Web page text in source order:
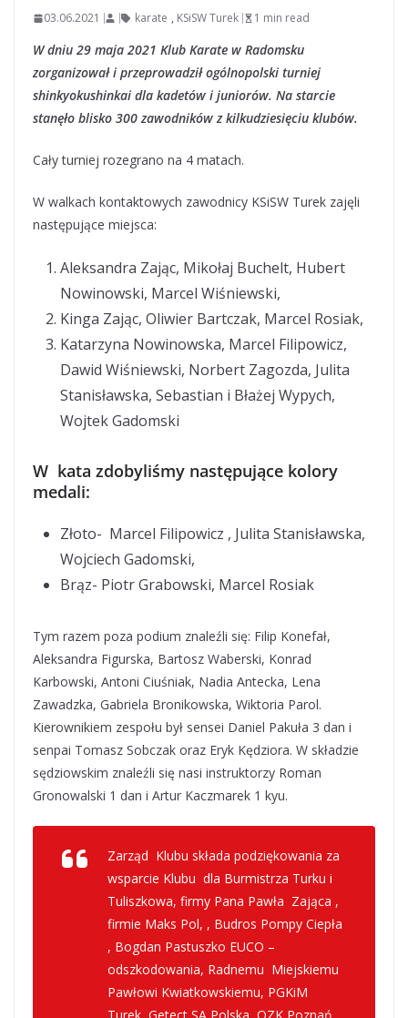
03.06.2021 karate , KSiSW Turek 1 min read
W dniu 29 maja 2021 Klub Karate w Radomsku
zorganizował i przeprowadził ogólnopolski turniej
shinkyokushinkai dla kadetów i juniorów. Na starcie
stanęło blisko 300 zawodników z kilkudziesięciu klubów.
Cały turniej rozegrano na 4 matach.
W walkach kontaktowych zawodnicy KSiSW Turek zajęli
następujące miejsca:
Aleksandra Zając, Mikołaj Buchelt, Hubert
Nowinowski, Marcel Wiśniewski,
Kinga Zając, Oliwier Bartczak, Marcel Rosiak,
Katarzyna Nowinowska, Marcel Filipowicz,
Dawid Wiśniewski, Norbert Zagozda, Julita
Stanisławska, Sebastian i Błażej Wypych,
Wojtek Gadomski
W kata zdobyliśmy następujące kolory
medali:
Złoto- Marcel Filipowicz , Julita Stanisławska,
Wojciech Gadomski,
Brąz- Piotr Grabowski, Marcel Rosiak
Tym razem poza podium znaleźli się: Filip Konefał,
Aleksandra Figurska, Bartosz Waberski, Konrad
Karbowski, Antoni Ciuśniak, Nadia Antecka, Lena
Zawadzka, Gabriela Bronikowska, Wiktoria Parol.
Kierownikiem zespołu był sensei Daniel Pakuła 3 dan i
senpai Tomasz Sobczak oraz Eryk Kędziora. W składzie
sędziowskim znaleźli się nasi instruktorzy Roman
Gronowalski 1 dan i Artur Kaczmarek 1 kyu.
Zarząd Klubu składa podziękowania za
wsparcie Klubu dla Burmistrza Turku i
Tuliszkowa, firmy Pana Pawła Zająca ,
firmie Maks Pol, , Budros Pompy Ciepła
, Bogdan Pastuszko EUCO –
odszkodowania, Radnemu Miejskiemu
Pawłowi Kwiatkowskiemu, PGKiM